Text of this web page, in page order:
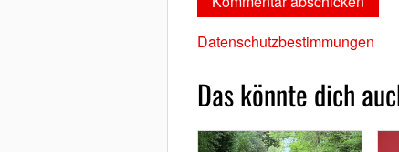
Datenschutzbestimmungen
Das könnte dich